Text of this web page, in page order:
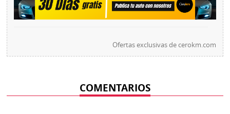
Ofertas exclusivas decerokm.com
COMENTARIOS